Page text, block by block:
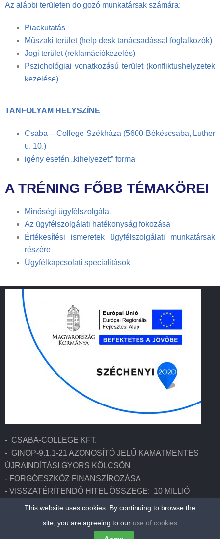
Az alábbi területen dolgozó munkatársak számára:
Piackutatás
Műszaki terület (help desk tanácsadással foglalkozók)
Jogi terület (reklamációkezelés)
Pszichológiai vonatkozású terület (konfliktushelyzetek
kezelése)
TANFOLYAM HELYSZÍNE
Csaba – College Székháza (5600 Békéscsaba, Luther
u. 10.)
igény esetén „kihelyezett” forma
A TRÉNING FŐBB TÉMAKÖREI
Minőségi ügyfélszolgálat
Az ügyfélszolgálati hatékonyság fokozása
Értékesítési ismeretek ügyfélszolgálati munkatársak
részére
Ügyfélkapcsolati specialitások
- CSABA-COLLEGE KFT.
- GINOP-9.1.1-21 AZONOSÍTÓ JELŰ KAMATMENTES
ÚJRAINDÍTÁSI GYORS KÖLCSÖN
- FORGÓESZKÖZ FINANSZÍROZÁSA
- VISSZATÉRÍTENDŐ HITEL ÖSSZEGE: 10 MILLIÓ
FORINT
EUGY1/089785/2021/433648/001
This website uses cookies. By continuing to browse the
site, you are agreeing to our use of cookies